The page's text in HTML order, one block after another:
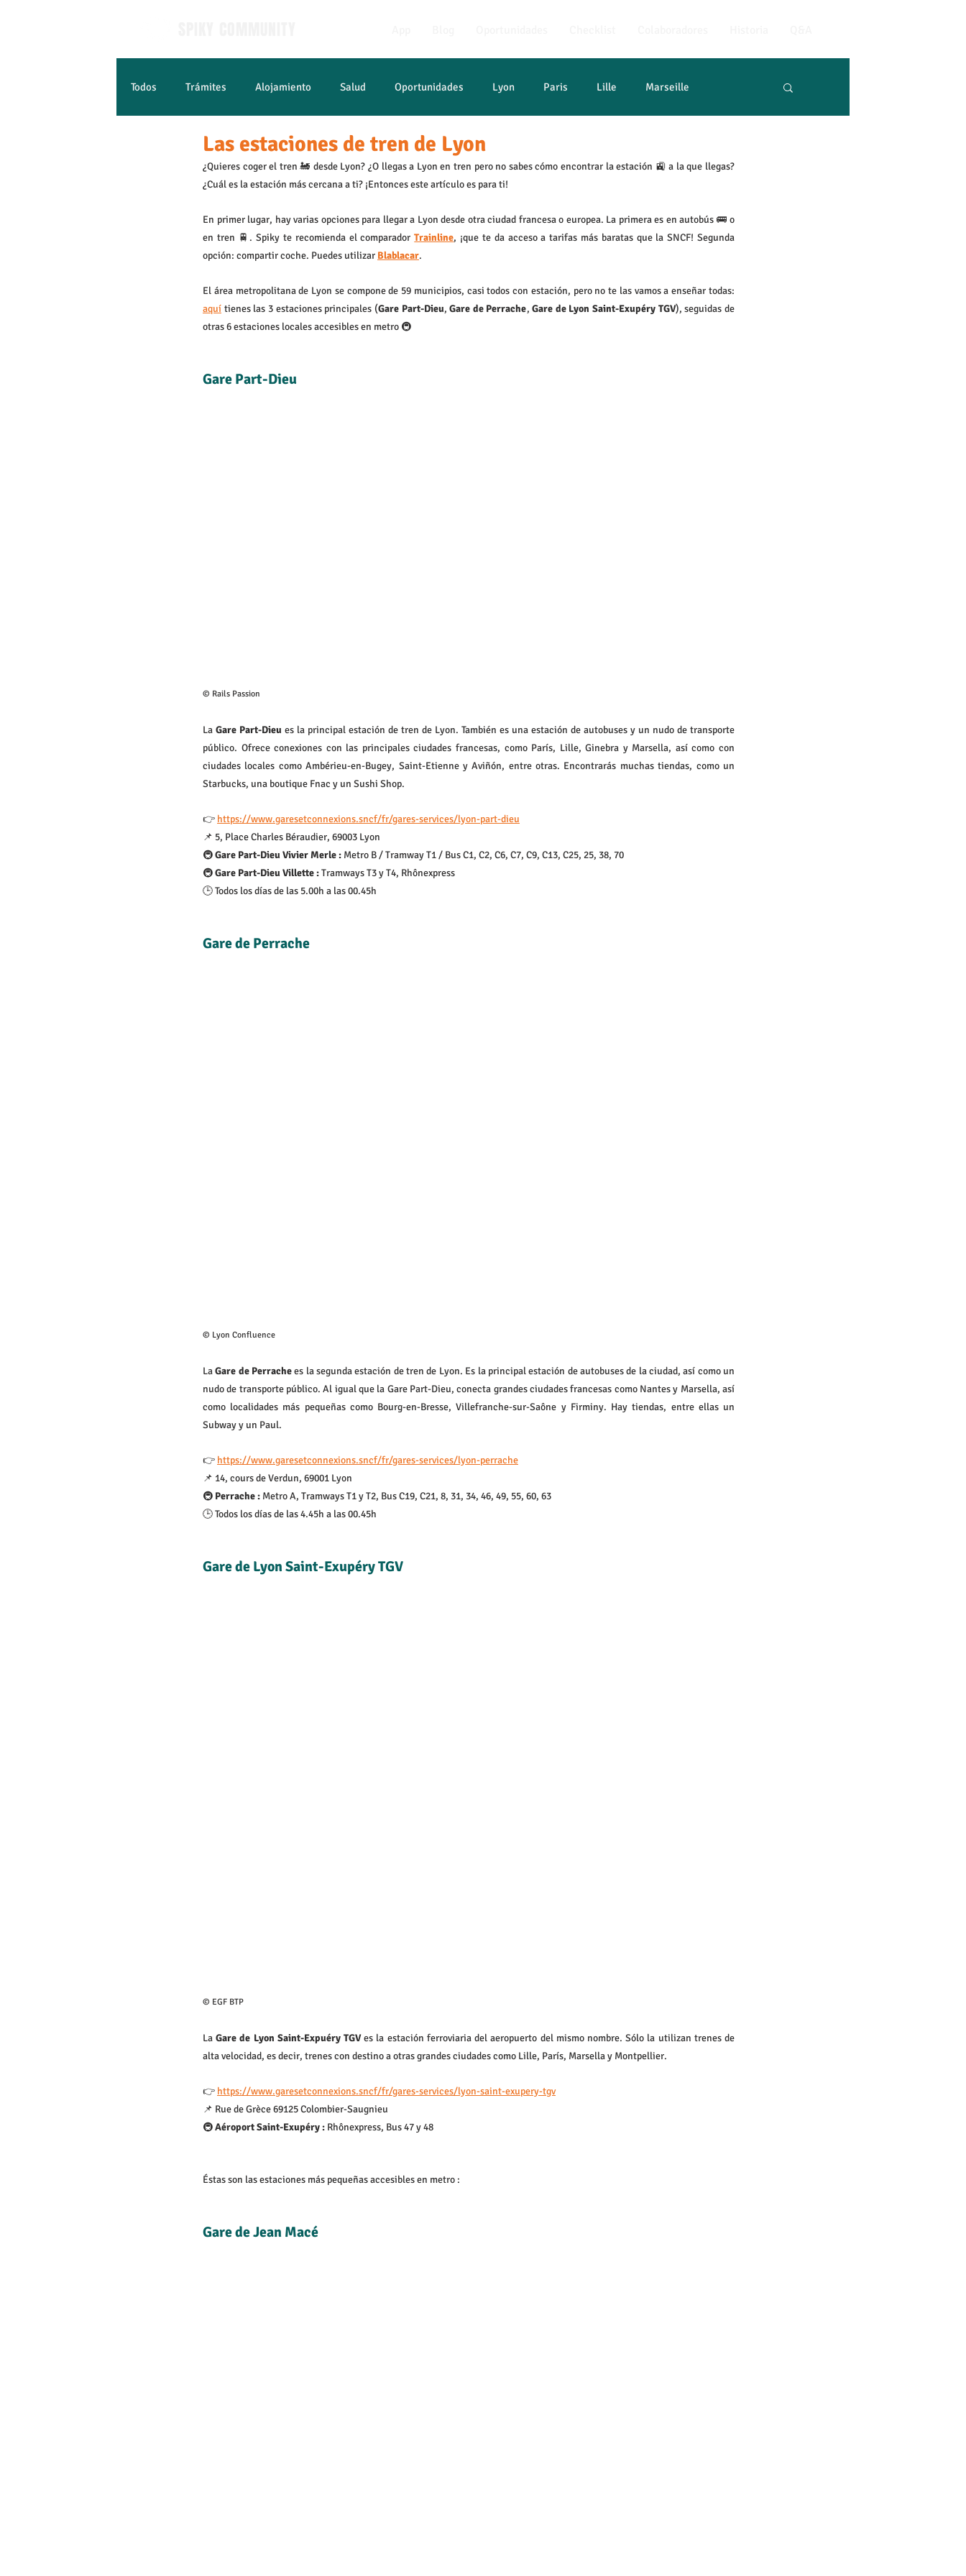
Todos Trámites Alojamiento Salud Oportunidades Lyon Paris Lille Marseille
Empleo y estudios Aprender francés
Las estaciones de tren de Lyon
¿Quieres coger el tren 🚂 desde Lyon? ¿O llegas a Lyon en tren pero no sabes cómo encontrar la estación 🚉 a la que llegas?
¿Cuál es la estación más cercana a ti? ¡Entonces este artículo es para ti!
En primer lugar, hay varias opciones para llegar a Lyon desde otra ciudad francesa o europea. La primera es en autobús 🚌 o
en tren 🚆. Spiky te recomienda el comparador Trainline, ¡que te da acceso a tarifas más baratas que la SNCF! Segunda
opción: compartir coche. Puedes utilizar Blablacar.
aquí tienes las 3 estaciones principales (Gare Part-Dieu, Gare de Perrache, Gare de Lyon Saint-Exupéry TGV), seguidas de
otras 6 estaciones locales accesibles en metro 🚇
Gare Part-Dieu
© Rails Passion
La Gare Part-Dieu es la principal estación de tren de Lyon. También es una estación de autobuses y un nudo de transporte
público. Ofrece conexiones con las principales ciudades francesas, como París, Lille, Ginebra y Marsella, así como con
ciudades locales como Ambérieu-en-Bugey, Saint-Etienne y Aviñón, entre otras. Encontrarás muchas tiendas, como un
Starbucks, una boutique Fnac y un Sushi Shop.
👉 https://www.garesetconnexions.sncf/fr/gares-services/lyon-part-dieu
📌 5, Place Charles Béraudier, 69003 Lyon
🚇 Gare Part-Dieu Vivier Merle : Metro B / Tramway T1 / Bus C1, C2, C6, C7, C9, C13, C25, 25, 38, 70
🚇 Gare Part-Dieu Villette : Tramways T3 y T4, Rhônexpress
🕒 Todos los días de las 5.00h a las 00.45h
Gare de Perrache
© Lyon Confluence
La Gare de Perrache es la segunda estación de tren de Lyon. Es la principal estación de autobuses de la ciudad, así como un
nudo de transporte público. Al igual que la Gare Part-Dieu, conecta grandes ciudades francesas como Nantes y Marsella, así
como localidades más pequeñas como Bourg-en-Bresse, Villefranche-sur-Saône y Firminy. Hay tiendas, entre ellas un
Subway y un Paul.
👉 https://www.garesetconnexions.sncf/fr/gares-services/lyon-perrache
📌 14, cours de Verdun, 69001 Lyon
🚇 Perrache : Metro A, Tramways T1 y T2, Bus C19, C21, 8, 31, 34, 46, 49, 55, 60, 63
🕒 Todos los días de las 4.45h a las 00.45h
Gare de Lyon Saint-Exupéry TGV
© EGF BTP
La Gare de Lyon Saint-Expuéry TGV es la estación ferroviaria del aeropuerto del mismo nombre. Sólo la utilizan trenes de
alta velocidad, es decir, trenes con destino a otras grandes ciudades como Lille, París, Marsella y Montpellier.
👉 https://www.garesetconnexions.sncf/fr/gares-services/lyon-saint-exupery-tgv
📌 Rue de Grèce 69125 Colombier-Saugnieu
🚇 Aéroport Saint-Exupéry : Rhônexpress, Bus 47 y 48
Éstas son las estaciones más pequeñas accesibles en metro :
Gare de Jean Macé